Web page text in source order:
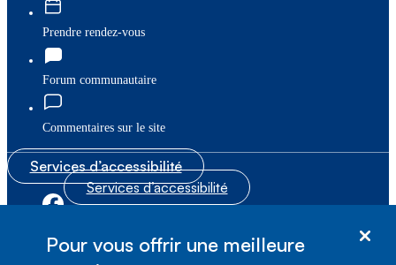
Prendre rendez-vous
Forum communautaire
Commentaires sur le site
Services d’accessibilité
Services d’accessibilité
Pour vous offrir une meilleure